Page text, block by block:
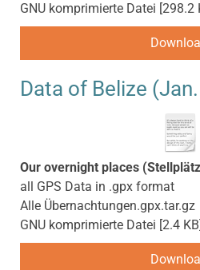
GNU komprimierte Datei 298.2
Data of Belize
Our overnight places
all GPS Data in .gpx format
Alle Übernachtungen.gpx.tar.gz
GNU komprimierte Datei 2.4 KB